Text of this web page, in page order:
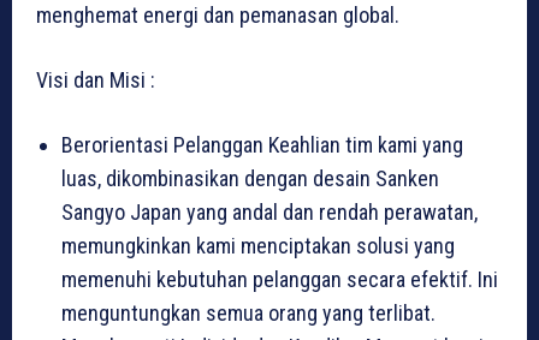
menghemat energi dan pemanasan global.
Visi dan Misi :
Berorientasi Pelanggan Keahlian tim kami yang
luas, dikombinasikan dengan desain Sanken
Sangyo Japan yang andal dan rendah perawatan,
memungkinkan kami menciptakan solusi yang
memenuhi kebutuhan pelanggan secara efektif. Ini
menguntungkan semua orang yang terlibat.